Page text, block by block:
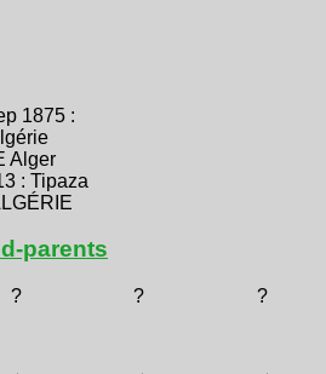
1875 :
Alger
: Tipaza
parents
? ? ?